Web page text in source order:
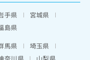
手県
宮城県
島県
馬県
埼玉県
奈川県
山梨県